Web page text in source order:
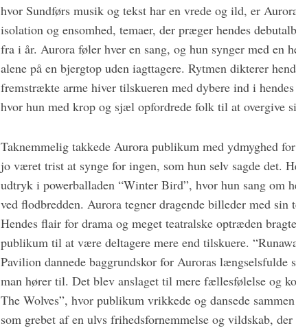
hvor Sundførs musik og tekst har en vrede og ild, er
isolation og ensomhed, temaer, der præger hendes
fra i år. Aurora føler hver en sang, og hun synger med en
alene på en bjergtop uden iagttagere. Rytmen dikterer
fremstrækte arme hiver tilskueren med dybere ind i
hvor hun med krop og sjæl opfordrede folk til at overgive
Taknemmelig takkede Aurora publikum med ydmyghed
jo været trist at synge for ingen, som hun selv sagde det.
udtryk i powerballaden “Winter Bird”, hvor hun sang om
ved flodbredden. Aurora tegner dragende billeder med
Hendes flair for drama og meget teatralske optræden
publikum til at være deltagere mere end tilskuere.
Pavilion dannede baggrundskor for Auroras længselsfulde
man hører til. Det blev anslaget til mere fællesfølelse og
The Wolves”, hvor publikum vrikkede og dansede
som grebet af en ulvs frihedsfornemmelse og vildskab,